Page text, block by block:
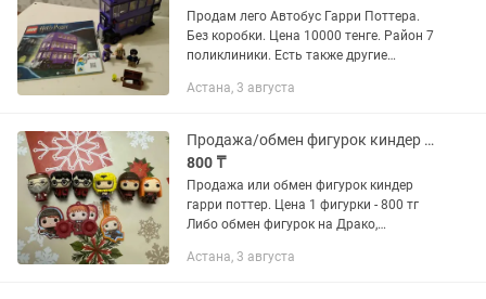
Продам лего Автобус Гарри Поттера.
Без коробки. Цена 10000 тенге. Район 7
поликлиники. Есть также другие
Астана, 3 августа
Продажа/обмен фигурок киндер Гарри Поттер
800 ₸
Продажа или обмен фигурок киндер
гарри поттер. Цена 1 фигурки - 800 тг
Либо обмен фигурок на Драко,
Седрик, Мадам Бамбер Нижние
Астана, 3 августа